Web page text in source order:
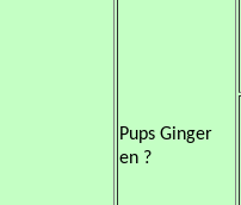
Pups Ginger
en ?